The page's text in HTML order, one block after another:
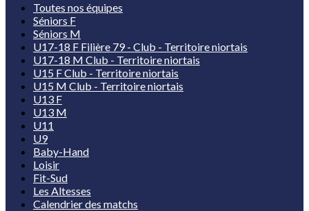
Toutes nos équipes
Séniors F
Séniors M
U17-18 F Filière 79 - Club - Territoire niortais
U17-18 M Club - Territoire niortais
U15 F Club - Territoire niortais
U15 M Club - Territoire niortais
U13 F
U13 M
U11
U9
Baby-Hand
Loisir
Fit-Sud
Les Altesses
Calendrier des matchs